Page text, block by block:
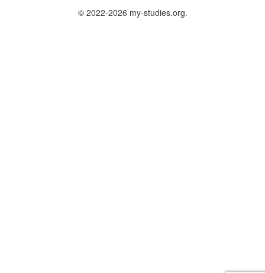
© 2022-2026 my-studies.org.